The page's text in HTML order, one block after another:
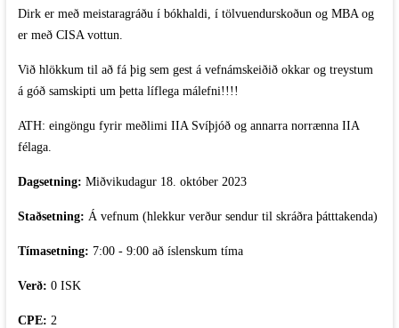
Dirk er með meistaragráðu í bókhaldi, í tölvuendurskoðun og MBA og
er með CISA vottun.
Við hlökkum til að fá þig sem gest á vefnámskeiðið okkar og treystum
á góð samskipti um þetta líflega málefni!!!!
ATH: eingöngu fyrir meðlimi IIA Svíþjóð og annarra norrænna IIA
félaga.
Dagsetning: Miðvikudagur 18. október 2023
Staðsetning: Á vefnum (hlekkur verður sendur til skráðra þátttakenda)
Tímasetning: 7:00 - 9:00 að íslenskum tíma
Verð: 0 ISK
CPE: 2